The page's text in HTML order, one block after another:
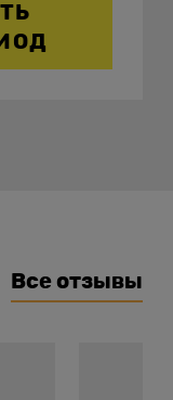
Все отзывы